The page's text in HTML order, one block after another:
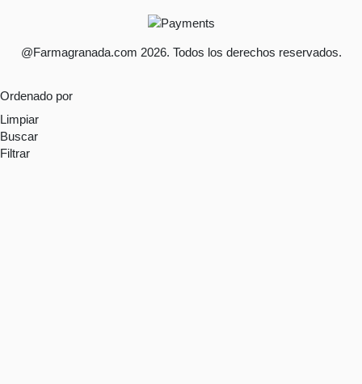
@Farmagranada.com 2026. Todos los derechos reservados.
Ordenado por
Limpiar
Buscar
Filtrar